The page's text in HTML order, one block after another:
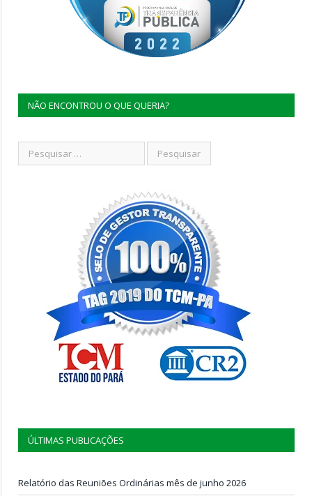
NÃO ENCONTROU O QUE QUERIA?
ÚLTIMAS PUBLICAÇÕES
Relatório das Reuniões Ordinárias mês de junho 2026